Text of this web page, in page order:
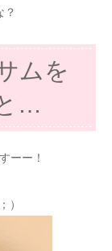
？
ムを
…
ーー！
）